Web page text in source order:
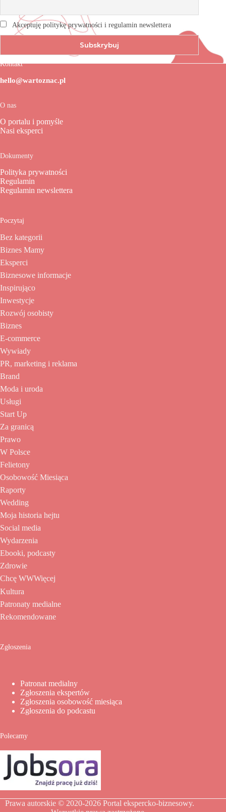
Akceptuję politykę prywatności i regulamin newslettera
Kontakt
hello@wartoznac.pl
O nas
O portalu i pomyśle
Nasi eksperci
Dokumenty
Polityka prywatności
Regulamin
Regulamin newslettera
Poczytaj
Bez kategorii
Biznes Mamy
Eksperci
Biznesowe informacje
Inspirująco
Inwestycje
Rozwój osobisty
Biznes
E-commerce
Wywiady
PR, marketing i reklama
Brand
Moda i uroda
Usługi
Start Up
Za granicą
Prawo
W Polsce
Felietony
Osobowość Miesiąca
Raporty
Wedding
Moja historia hejtu
Social media
Wydarzenia
Ebooki, podcasty
Zdrowie
Chcę WWWięcej
Kultura
Patronaty medialne
Rekomendowane
Zgłoszenia
Patronat medialny
Zgłoszenia ekspertów
Zgłoszenia osobowość miesiąca
Zgłoszenia do podcastu
Polecamy
Prawa autorskie © 2020-2026 Portal ekspercko-biznesowy.